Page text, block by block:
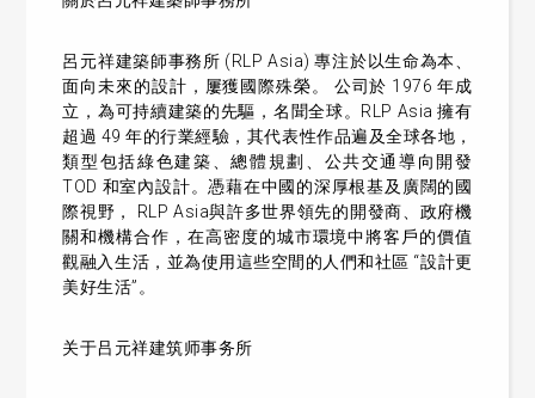
呂元祥建築師事務所 (RLP Asia) 專注於以生命為本、
面向未來的設計，屢獲國際殊榮。 公司於 1976 年成
立，為可持續建築的先驅，名聞全球。RLP Asia 擁有
超過 49 年的行業經驗，其代表性作品遍及全球各地，
類型包括綠色建築、總體規劃、公共交通導向開發
TOD 和室內設計。憑藉在中國的深厚根基及廣闊的國
際視野， RLP Asia與許多世界領先的開發商、政府機
關和機構合作，在高密度的城市環境中將客戶的價值
觀融入生活，並為使用這些空間的人們和社區 “設計更
美好生活”。
关于吕元祥建筑师事务所